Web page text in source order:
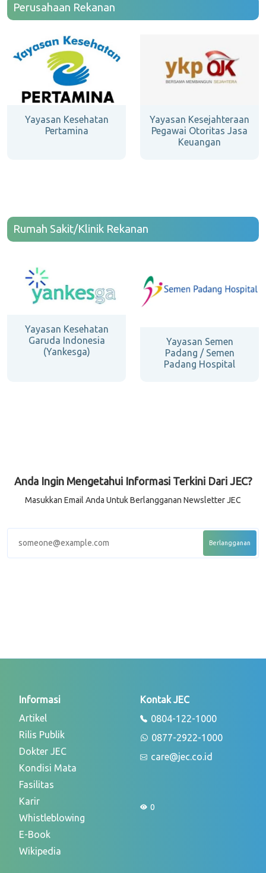
Perusahaan Rekanan
Yayasan Kesehatan
Pertamina
Yayasan Kesejahteraan
Pegawai Otoritas Jasa
Keuangan
Rumah Sakit/Klinik Rekanan
Yayasan Kesehatan
Garuda Indonesia
(Yankesga)
Yayasan Semen
Padang / Semen
Padang Hospital
Anda Ingin Mengetahui Informasi Terkini Dari JEC?
Masukkan Email Anda Untuk Berlangganan Newsletter JEC
Informasi
Artikel
Rilis Publik
Dokter JEC
Kondisi Mata
Fasilitas
Karir
Whistleblowing
E-Book
Wikipedia
Kontak JEC
0804-122-1000
0877-2922-1000
care@jec.co.id
0